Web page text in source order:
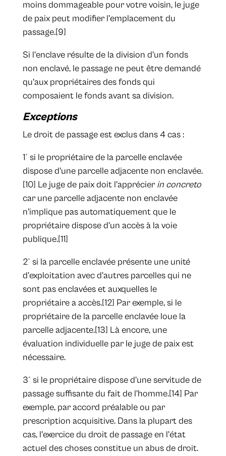
moins dommageable pour votre voisin, le juge
de paix peut modifier l'emplacement du
passage.[9]
Si l'enclave résulte de la division d'un fonds
non enclavé, le passage ne peut être demandé
qu’aux propriétaires des fonds qui
composaient le fonds avant sa division.
Exceptions
Le droit de passage est exclus dans 4 cas :
1° si le propriétaire de la parcelle enclavée
dispose d'une parcelle adjacente non enclavée.
[10] Le juge de paix doit l'apprécier in concreto
car une parcelle adjacente non enclavée
n'implique pas automatiquement que le
propriétaire dispose d'un accès à la voie
publique.[11]
2° si la parcelle enclavée présente une unité
d'exploitation avec d'autres parcelles qui ne
sont pas enclavées et auxquelles le
propriétaire a accès.[12] Par exemple, si le
propriétaire de la parcelle enclavée loue la
parcelle adjacente.[13] Là encore, une
évaluation individuelle par le juge de paix est
nécessaire.
3° si le propriétaire dispose d'une servitude de
passage suffisante du fait de l'homme.[14] Par
exemple, par accord préalable ou par
prescription acquisitive. Dans la plupart des
cas, l'exercice du droit de passage en l'état
actuel des choses constitue un abus de droit.